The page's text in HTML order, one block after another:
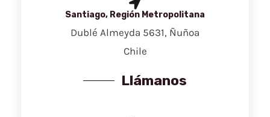
Santiago, Región Metropolitana
Dublé Almeyda 5631, Ñuñoa
Chile
Llámanos